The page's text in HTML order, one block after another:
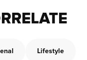
Lifestyle